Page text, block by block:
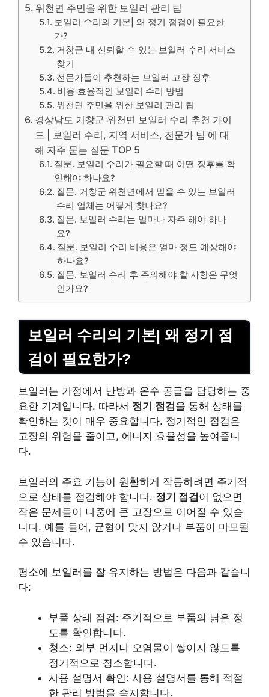
위천면 주민을 위한 보일러 관리 팁
보일러 수리의 기본| 왜 정기 점검이 필요한
가?
거창군 내 신뢰할 수 있는 보일러 수리 서비스
찾기
전문가들이 추천하는 보일러 고장 징후
비용 효율적인 보일러 수리 방법
위천면 주민을 위한 보일러 관리 팁
경상남도 거창군 위천면 보일러 수리 추천 가이
드 | 보일러 수리, 지역 서비스, 전문가 팁 에 대
해 자주 묻는 질문 TOP 5
질문. 보일러 수리가 필요할 때 어떤 징후를 확
인해야 하나요?
질문. 거창군 위천면에서 믿을 수 있는 보일러
수리 업체는 어떻게 찾나요?
질문. 보일러 수리는 얼마나 자주 해야 하나
요?
질문. 보일러 수리 비용은 얼마 정도 예상해야
하나요?
질문. 보일러 수리 후 주의해야 할 사항은 무엇
인가요?
보일러 수리의 기본| 왜 정기 점
검이 필요한가?
보일러는 가정에서 난방과 온수 공급을 담당하는 중
요한 기계입니다. 따라서 정기 점검 을 통해 상태를
확인하는 것이 매우 중요합니다. 정기적인 점검은
고장의 위험을 줄이고, 에너지 효율성을 높여줍니
다.
보일러의 주요 기능이 원활하게 작동하려면 주기적
으로 상태를 점검해야 합니다. 정기 점검이 없으면
작은 문제들이 나중에 큰 고장으로 이어질 수 있습
니다. 예를 들어, 균형이 맞지 않거나 부품이 마모될
수 있습니다.
평소에 보일러를 잘 유지하는 방법은 다음과 같습니
다:
부품 상태 점검: 주기적으로 부품의 낡은 정
도를 확인합니다.
청소: 외부 먼지나 오염물이 쌓이지 않도록
정기적으로 청소합니다.
사용 설명서 확인: 사용 설명서를 통해 적절
한 관리 방법을 숙지합니다.